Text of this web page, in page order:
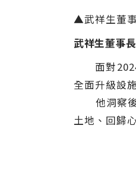
▲武祥生董
武祥生董事
面對2024
全面升級設
他洞察後
土地、回歸